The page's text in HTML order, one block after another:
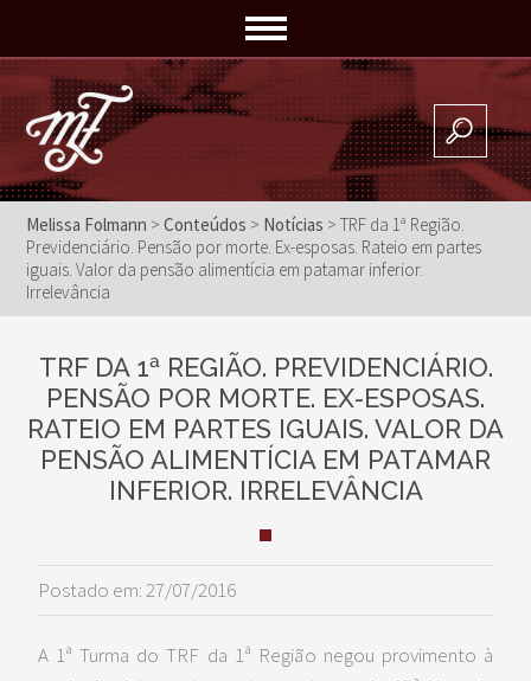
Melissa Folmann >Conteúdos > Notícias >TRF da 1ª Região.
Previdenciário. Pensão por morte. Ex-esposas. Rateio em partes
iguais. Valor da pensão alimentícia em patamar inferior.
Irrelevância
TRF DA 1ª REGIÃO. PREVIDENCIÁRIO.
PENSÃO POR MORTE. EX-ESPOSAS.
RATEIO EM PARTES IGUAIS. VALOR DA
PENSÃO ALIMENTÍCIA EM PATAMAR
INFERIOR. IRRELEVÂNCIA
Postado em: 27/07/2016
A 1ª Turma do TRF da 1ª Região negou provimento à